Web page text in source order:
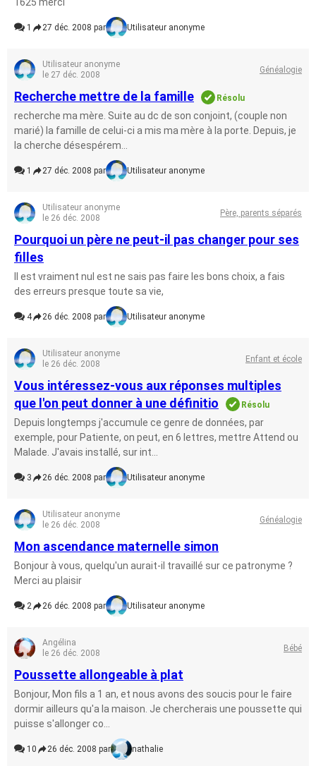
1 27 déc. 2008 par Utilisateur anonyme
Utilisateur anonyme
le 27 déc. 2008
Généalogie
Recherche mettre de la famille Résolu
recherche ma mère. Suite au dc de son conjoint, (couple non
marié) la famille de celui-ci a mis ma mère à la porte. Depuis, je
la cherche désespérem...
1 27 déc. 2008 par Utilisateur anonyme
Utilisateur anonyme
le 26 déc. 2008
Père, parents séparés
Pourquoi un père ne peut-il pas changer pour ses
filles
Il est vraiment nul est ne sais pas faire les bons choix, a fais
des erreurs presque toute sa vie,
4 26 déc. 2008 par Utilisateur anonyme
Utilisateur anonyme
le 26 déc. 2008
Enfant et école
Vous intéressez-vous aux réponses multiples
que l'on peut donner à une définitio
Résolu
Depuis longtemps j'accumule ce genre de données, par
exemple, pour Patiente, on peut, en 6 lettres, mettre Attend ou
Malade. J'avais installé, sur int...
3 26 déc. 2008 par Utilisateur anonyme
Utilisateur anonyme
le 26 déc. 2008
Généalogie
Mon ascendance maternelle simon
Bonjour à vous, quelqu'un aurait-il travaillé sur ce patronyme ?
Merci au plaisir
2 26 déc. 2008 par Utilisateur anonyme
Angélina
le 26 déc. 2008
Bébé
Poussette allongeable à plat
Bonjour, Mon fils a 1 an, et nous avons des soucis pour le faire
dormir ailleurs qu'a la maison. Je chercherais une poussette qui
puisse s'allonger co...
10 26 déc. 2008 par nathalie